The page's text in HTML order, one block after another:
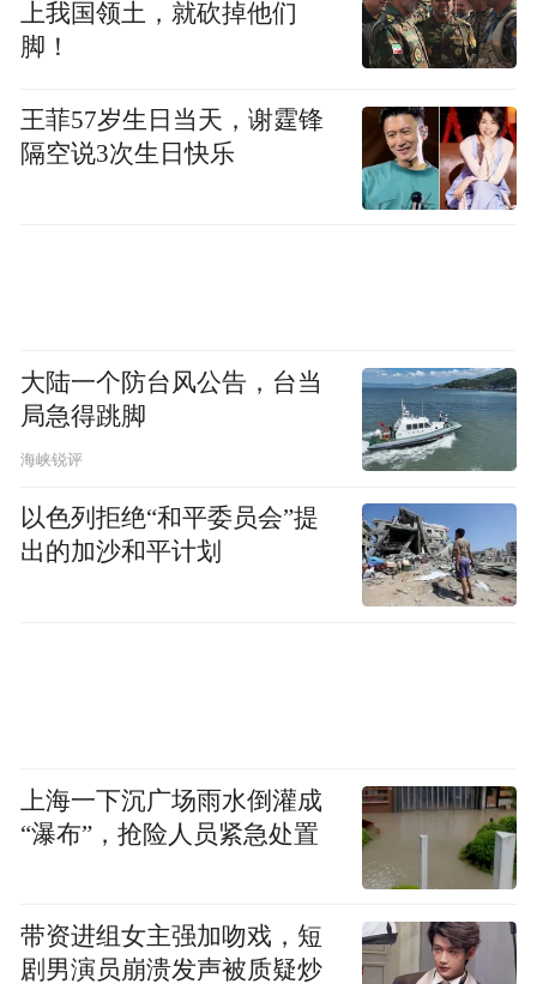
上我国领土，就砍掉他们
脚！
王菲57岁生日当天，谢霆锋
隔空说3次生日快乐
大陆一个防台风公告，台当
局急得跳脚
海峡锐评
以色列拒绝“和平委员会”提
出的加沙和平计划
上海一下沉广场雨水倒灌成
“瀑布”，抢险人员紧急处置
带资进组女主强加吻戏，短
剧男演员崩溃发声被质疑炒